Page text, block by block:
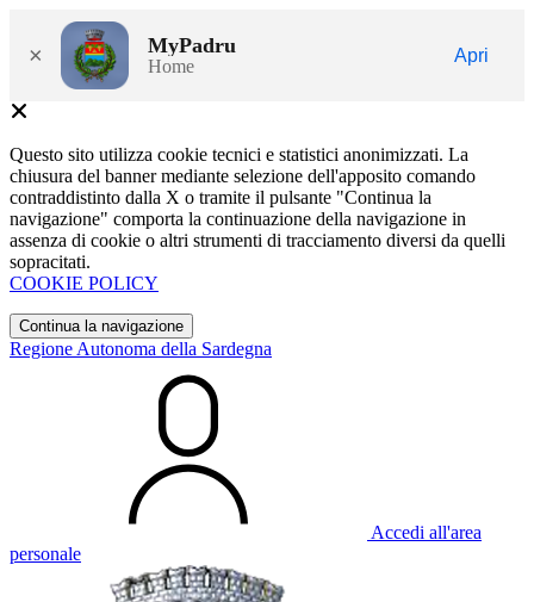
× MyPadru
Home
Apri
Questo sito utilizza cookie tecnici e statistici anonimizzati. La
chiusura del banner mediante selezione dell'apposito comando
contraddistinto dalla X o tramite il pulsante "Continua la
navigazione" comporta la continuazione della navigazione in
assenza di cookie o altri strumenti di tracciamento diversi da quelli
sopracitati.
COOKIE POLICY
Continua la navigazione
Regione Autonoma della Sardegna
Accedi all'area
personale